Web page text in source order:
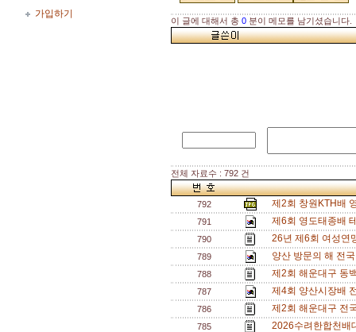
가입하기
이 글에 대해서 총 0 분이 메모를 남기셨습니다.
전체 자료수 : 792 건
792 제2회 창원KTH배
791 제6회 영도태종배
790 26년 제6회 여성연
789 양산 방문의 해 전
788 제2회 해운대구 동
787 제4회 양산시장배
786 제2회 해운대구 전
785 2026수려한합천